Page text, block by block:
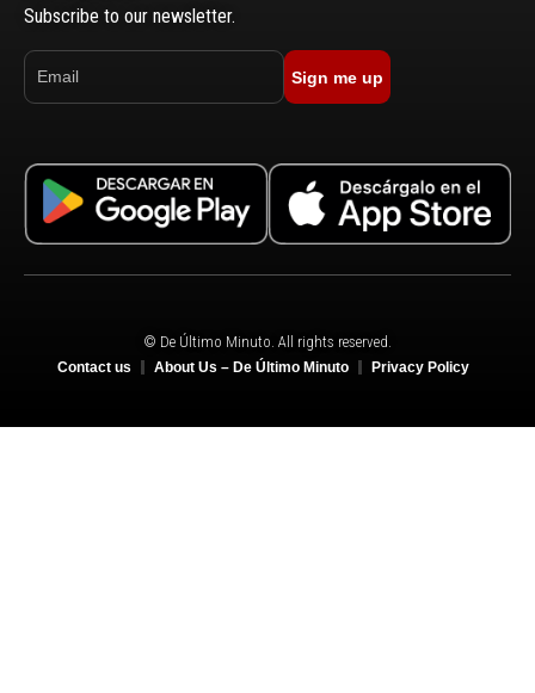
Subscribe to our newsletter.
Sign me up
© De Último Minuto. All rights reserved.
Contact us About Us – De Último Minuto Privacy Policy